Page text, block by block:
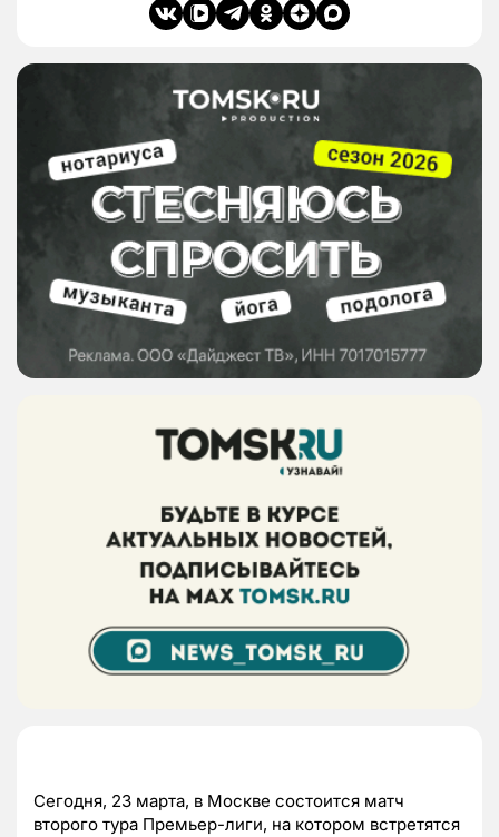
Сегодня, 23 марта, в Москве состоится матч
второго тура Премьер-лиги, на котором встретятся